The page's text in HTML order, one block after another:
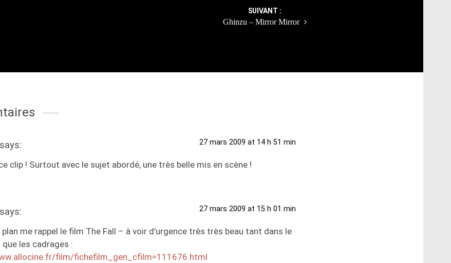
SUIVANT :
Ghinzu – Mirror Mirror
says: 27 mars 2009 at 14 h 51 min
clip ! Surtout avec le sujet abordé, une très belle mis en scène !
says: 27 mars 2009 at 15 h 01 min
me rappel le film The Fall – à voir d’urgence très très beau tant dans le
les cadrages :
film/fichefilm_gen_cfilm=111676.html